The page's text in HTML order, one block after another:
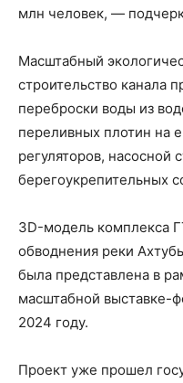
млн человек, —
Масштабный
строительство канала
переброски воды из
переливных плотин на
регуляторов,
берегоукрепительных
3D-модель комплекса
обводнения реки
была представлена в
масштабной выставке-
2024 году.
Проект уже прошел